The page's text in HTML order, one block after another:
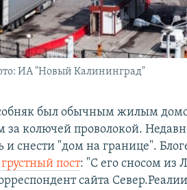
ИА "Новый Калининград"
был обычным жилым
колючей проволокой.
и снести "дом на границе".
грустный пост: "С его сносом из
сайта